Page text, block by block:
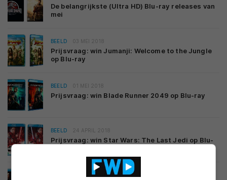
De belangrijkste (Ultra HD) Blu-ray releases van
mei
BEELD 03 MEI 2018
Prijsvraag: win Jumanji: Welcome to the Jungle
op Blu-ray
BEELD 01 MEI 2018
Prijsvraag: win Blade Runner 2049 op Blu-ray
BEELD 24 APRIL 2018
Prijsvraag: win Star Wars: The Last Jedi op Blu-
20 MAART 2018